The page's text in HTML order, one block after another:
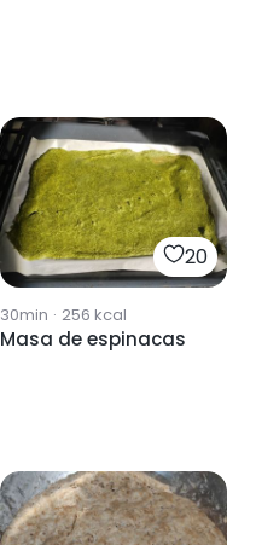
20
30min · 256 kcal
Masa de espinacas